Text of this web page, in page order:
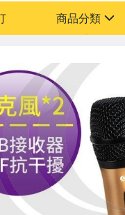
商品分類
配件與通訊
精品百貨
家具與園藝
影音視聽
平板與周邊